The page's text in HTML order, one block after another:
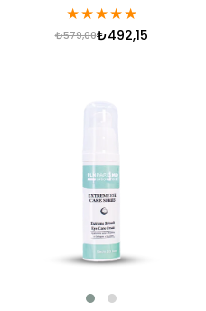
★★★★★
₺492,15
₺579,00